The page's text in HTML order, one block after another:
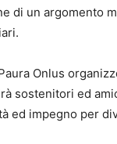
di un argomento
Onlus
sostenitori ed
ed impegno per